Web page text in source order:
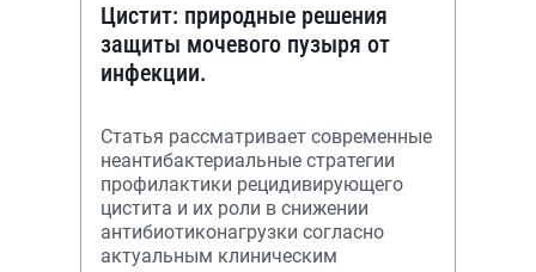
Цистит: природные решения
защиты мочевого пузыря от
инфекции.
Статья рассматривает современные
неантибактериальные стратегии
профилактики рецидивирующего
цистита и их роли в снижении
антибиотиконагрузки согласно
актуальным клиническим